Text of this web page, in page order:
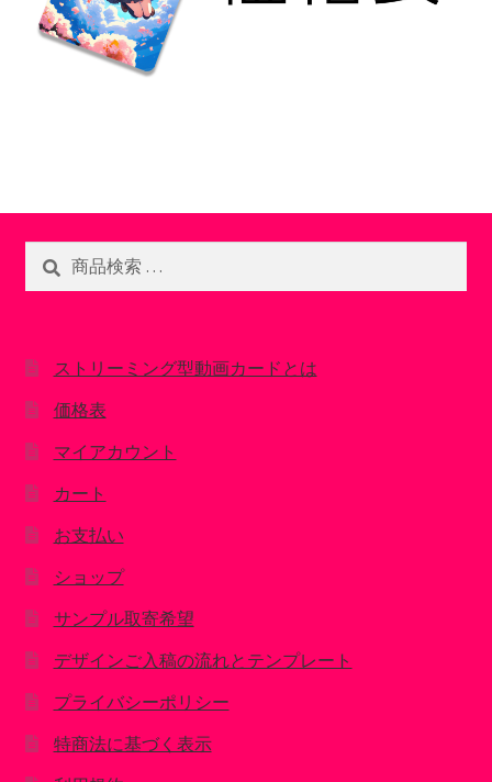
ストリーミング型動画カードとは
価格表
マイアカウント
カート
お支払い
ショップ
サンプル取寄希望
デザインご入稿の流れとテンプレート
プライバシーポリシー
特商法に基づく表示